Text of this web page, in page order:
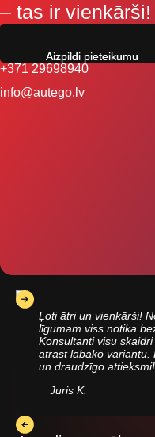
– tas ir vienkārši!
+371 29698940
info@autego.lv
Ļoti ātri un vienkārši!
līgumam viss notika
Konsultanti visu
atrast labāko variantu.
un draudzīgo attieksmi!
Juris K.